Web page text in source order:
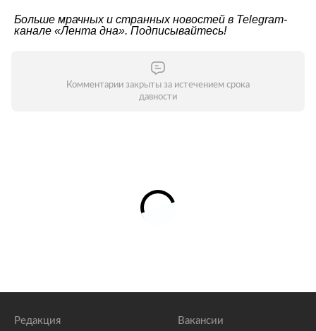
Больше мрачных и странных новостей в Telegram-
канале «Лента дна». Подписывайтесь!
Комментарии закрыты за истечением срока
давности
Редакция Вакансии